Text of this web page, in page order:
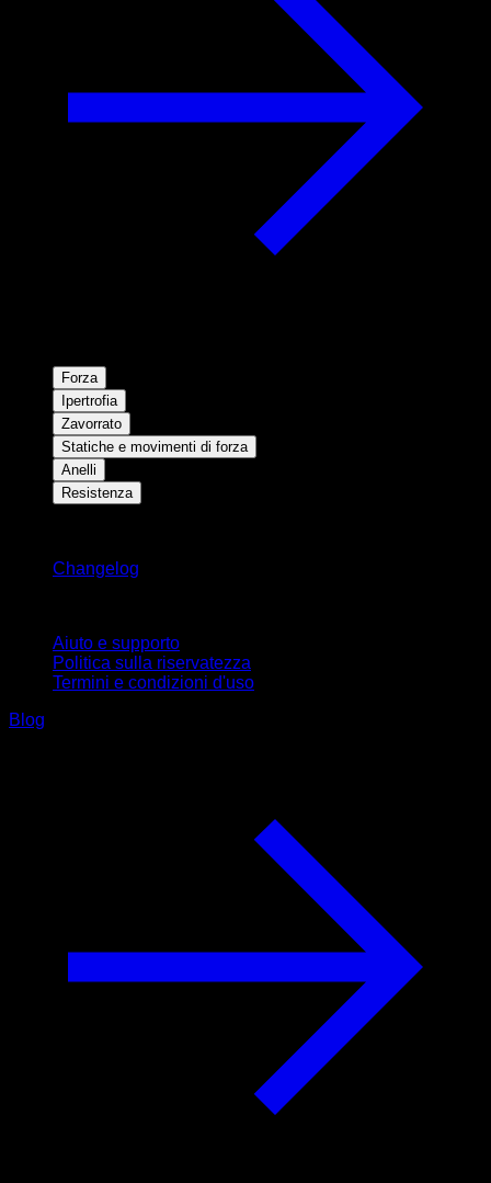
Forza
Ipertrofia
Zavorrato
Statiche e movimenti di forza
Anelli
Resistenza
Changelog
Aiuto e supporto
Politica sulla riservatezza
Termini e condizioni d'uso
Blog